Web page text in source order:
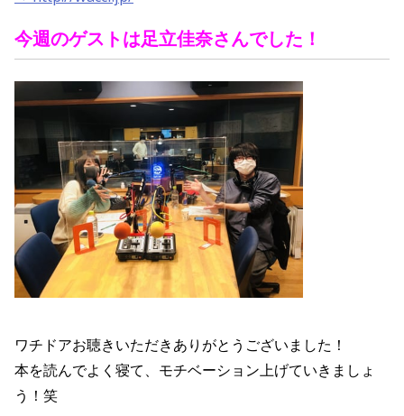
今週のゲストは足立佳奈さんでした！
ワチドアお聴きいただきありがとうございました！
本を読んでよく寝て、モチベーション上げていきましょ
う！笑